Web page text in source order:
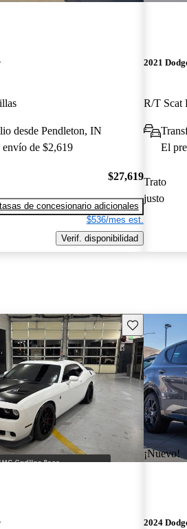
desde Pendleton, IN
de $2,619
$27,619
de concesionario adicionales
$536/mes est.
Verif. disponibilidad
2021
R/T Scat
El
Trato
justo
Guarda este
¡Nuevo!
2024